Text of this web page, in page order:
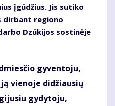
įgūdžius. Jis sutiko
dirbant regiono
Dzūkijos sostinėje
gyventoju,
vienoje didžiausių
gydytoju,